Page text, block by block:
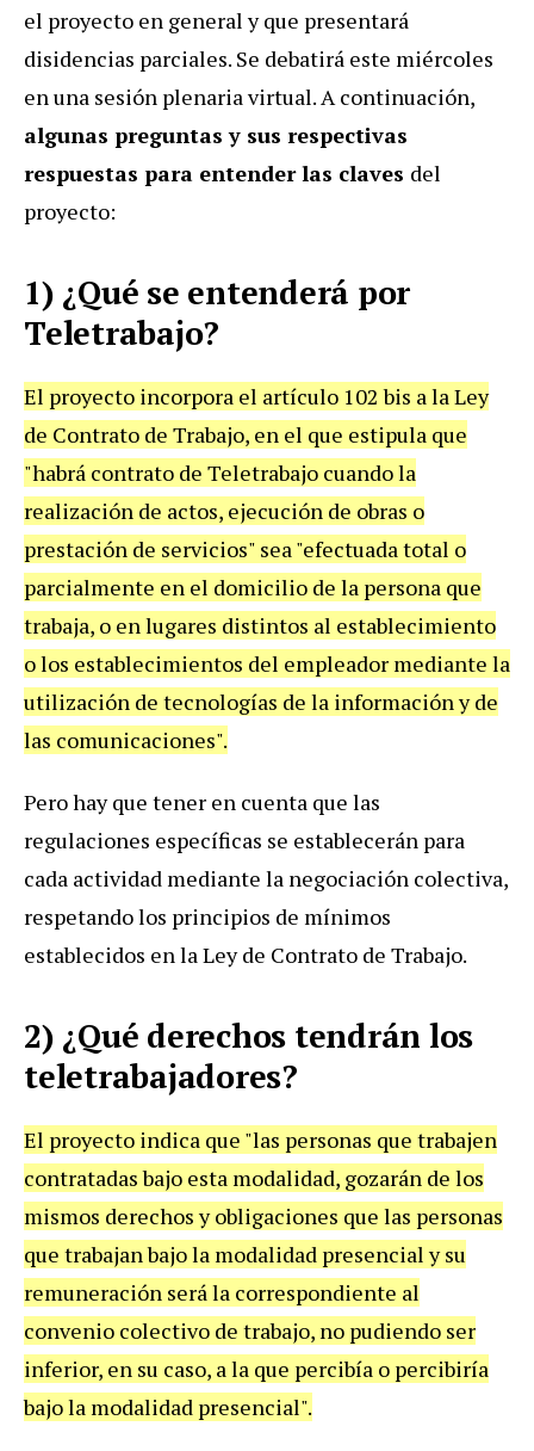
el proyecto en general y que presentará
disidencias parciales. Se debatirá este miércoles
en una sesión plenaria virtual. A continuación,
algunas preguntas y sus respectivas
respuestas para entender las claves del
proyecto:
1) ¿Qué se entenderá por
Teletrabajo?
El proyecto incorpora el artículo 102 bis a la Ley
de Contrato de Trabajo, en el que estipula que
"habrá contrato de Teletrabajo cuando la
realización de actos, ejecución de obras o
prestación de servicios" sea "efectuada total o
parcialmente en el domicilio de la persona que
trabaja, o en lugares distintos al establecimiento
o los establecimientos del empleador mediante la
utilización de tecnologías de la información y de
las comunicaciones".
Pero hay que tener en cuenta que las
regulaciones específicas se establecerán para
cada actividad mediante la negociación colectiva,
respetando los principios de mínimos
establecidos en la Ley de Contrato de Trabajo.
2) ¿Qué derechos tendrán los
teletrabajadores?
El proyecto indica que "las personas que trabajen
contratadas bajo esta modalidad, gozarán de los
mismos derechos y obligaciones que las personas
que trabajan bajo la modalidad presencial y su
remuneración será la correspondiente al
convenio colectivo de trabajo, no pudiendo ser
inferior, en su caso, a la que percibía o percibiría
bajo la modalidad presencial".